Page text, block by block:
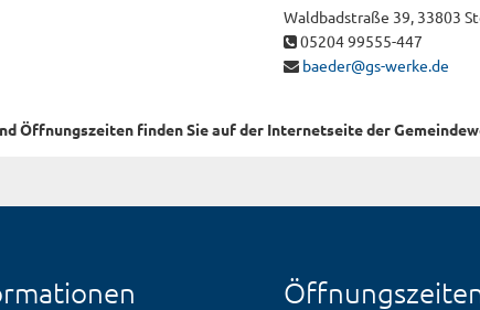
Waldbadstraße 39, 33803
05204 99555-447
baeder@gs-werke.de
Öffnungszeiten finden Sie auf der Internetseite der